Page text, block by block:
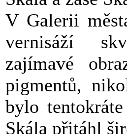
V Galerii
vernisáží
zajímavé
pigmentů,
bylo
Skála přitáhl